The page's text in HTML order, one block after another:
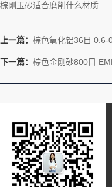
棕刚玉砂适合磨削什么材质
上一篇： 棕色氧化铝36目 0.6-
下一篇： 棕色金刚砂800目